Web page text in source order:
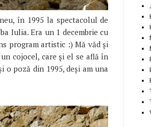
în 1995 la spectacolul de
Iulia. Era un 1 decembrie cu
program artistic :) Mă văd și
cojocel, care și el se află în
poză din 1995, deși am una